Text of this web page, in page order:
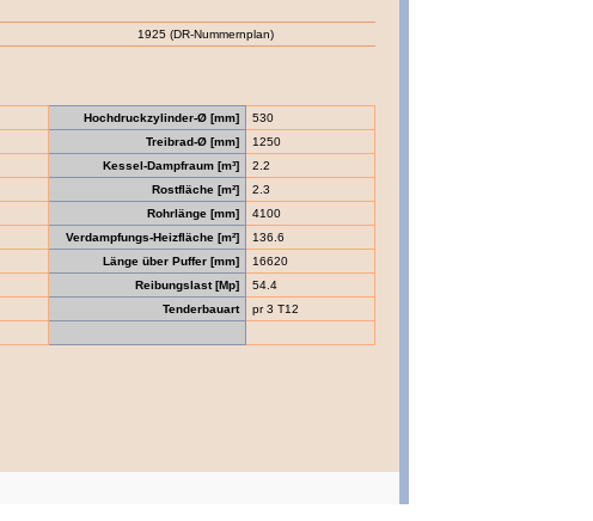
1925 (DR-Nummernplan)
Hochdruckzylinder-Ø [mm]
530
Treibrad-Ø [mm]
1250
Kessel-Dampfraum [m³]
2.2
Rostfläche [m²]
2.3
Rohrlänge [mm]
4100
Verdampfungs-Heizfläche [m²]
136.6
Länge über Puffer [mm]
16620
Reibungslast [Mp]
54.4
Tenderbauart
pr 3 T12